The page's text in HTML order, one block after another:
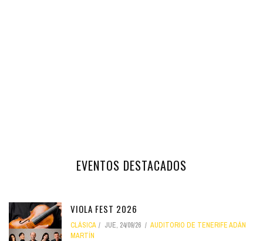
EVENTOS DESTACADOS
VIOLA FEST 2026
CLÁSICA JUE, 24/09/26
AUDITORIO DE TENERIFE ADÁN
MARTÍN